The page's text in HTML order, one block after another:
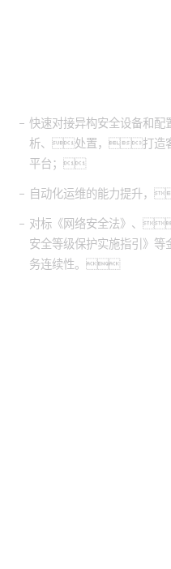
快速对接异构安全设备和
析、处置，打造客
平台；
自动化运维的能力提升
对标《网络安全法》、
安全等级保护实施指引》
务连续性。